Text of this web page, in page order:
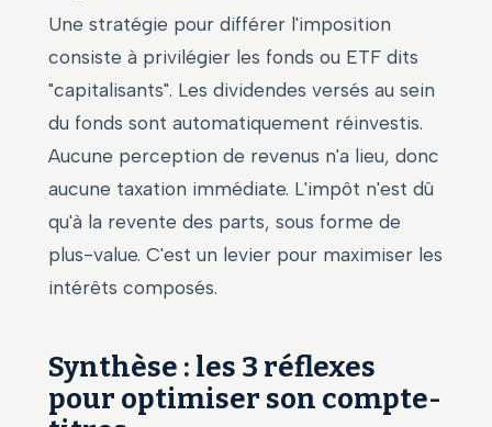
Une stratégie pour différer l'imposition
consiste à privilégier les fonds ou ETF dits
"capitalisants". Les dividendes versés au sein
du fonds sont automatiquement réinvestis.
Aucune perception de revenus n'a lieu, donc
aucune taxation immédiate. L'impôt n'est dû
qu'à la revente des parts, sous forme de
plus-value. C'est un levier pour maximiser les
intérêts composés.
Synthèse : les 3 réflexes
pour optimiser son compte-